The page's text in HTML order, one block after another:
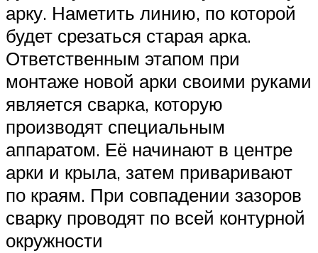
арку. Наметить линию, по которой
будет срезаться старая арка.
Ответственным этапом при
монтаже новой арки своими руками
является сварка, которую
производят специальным
аппаратом. Её начинают в центре
арки и крыла, затем приваривают
по краям. При совпадении зазоров
сварку проводят по всей контурной
окружности